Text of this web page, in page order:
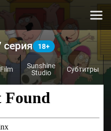
серия
Sunshine
Studio
Субтитры